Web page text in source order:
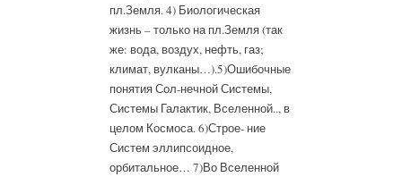
пл.Земля. 4) Биологическая
жизнь – только на пл.Земля (так
же: вода, воздух, нефть, газ;
климат, вулканы…).5)Ошибочные
понятия Сол-нечной Системы,
Системы Галактик, Вселенной.., в
целом Космоса. 6)Строе- ние
Систем эллипсоидное,
орбитальное… 7)Во Вселенной